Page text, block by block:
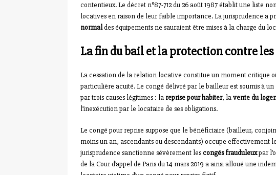
contentieux. Le décret n°87-712 du 26 août 1987 établit une liste
locatives en raison de leur faible importance. La jurisprudence a
normaldes équipements ne sauraient être mises à la charge du
La fin du bail et la protection contre les
La cessation de la relation locative constitue un moment critique
particulière acuité. Le congé délivré par le bailleur est soumis à
par trois causes légitimes : la reprise pour habiter, lavente du
l’inexécution par le locataire de ses obligations.
Le congé pour reprise suppose que le bénéficiaire (bailleur,
moins un an, ascendants ou descendants) occupe effectivement
jurisprudence sanctionne sévèrement lescongés frauduleuxpar
de la Cour d’appel de Paris du 14 mars 2019 a ainsi alloué une